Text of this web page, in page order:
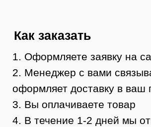
Остались
вопросы?
Нужна помощь консультанта?
Оставьте свой телефон и мы вам